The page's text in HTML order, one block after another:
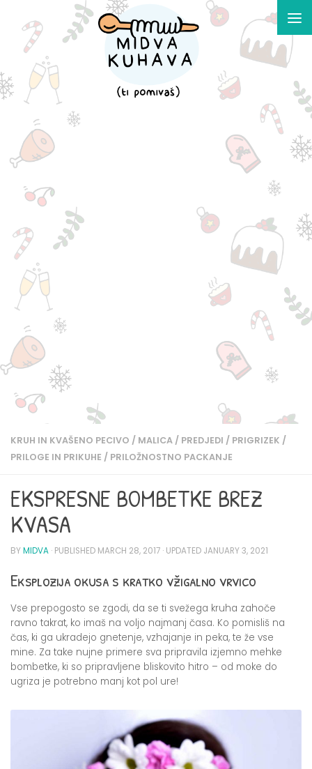
KRUH IN KVAŠENO PECIVO / MALICA / PREDJEDI / PRIGRIZEK /
PRILOGE IN PRIKUHE / PRILOŽNOSTNO PACKANJE
EKSPRESNE BOMBETKE BREZ
KVASA
BYMIDVA · PUBLISHED MARCH 28, 2017 · UPDATED JANUARY 3, 2021
Eksplozija okusa s kratko vžigalno vrvico
Vse prepogosto se zgodi, da se ti svežega kruha zahoče
ravno takrat, ko imaš na voljo najmanj časa. Ko pomisliš na
čas, ki ga ukradejo gnetenje, vzhajanje in peka, te že vse
mine. Za take nujne primere sva pripravila izjemno mehke
bombetke, ki so pripravljene bliskovito hitro – od moke do
ugriza je potrebno manj kot pol ure!